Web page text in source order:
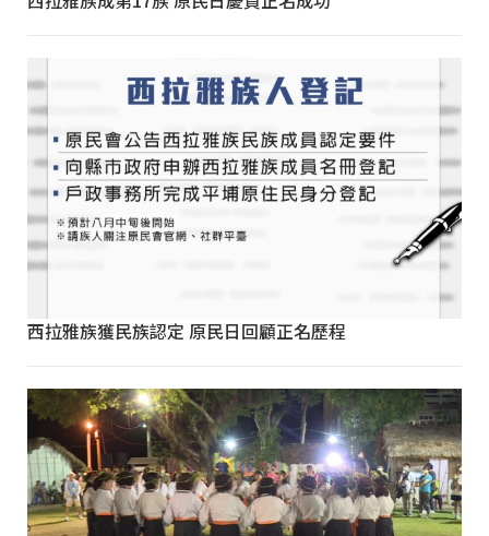
西拉雅族獲民族認定 原民日回顧正名歷程